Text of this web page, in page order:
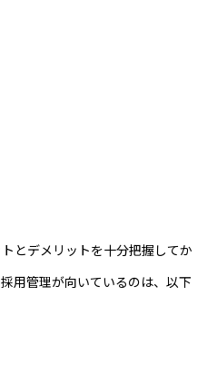
とデメリットを十分把握してか
用管理が向いているのは、以下